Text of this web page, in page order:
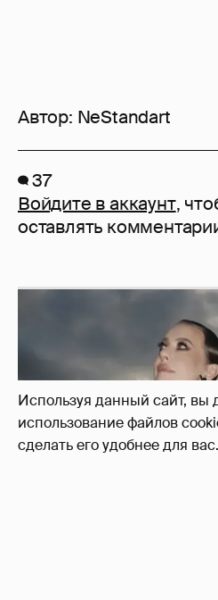
Используя данный сайт, вы
использование файлов
сделать его удобнее для вас.
Автор: NeStandart
37
Войдите в аккаунт,
оставлять